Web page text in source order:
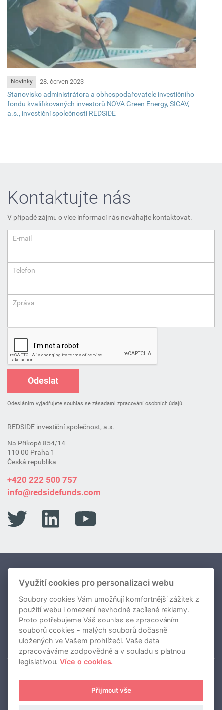
Novinky 28. červen 2023
Stanovisko administrátora a obhospodařovatele investičního
fondu kvalifikovaných investorů NOVA Green Energy, SICAV,
a.s., investiční společnosti REDSIDE
Kontaktujte nás
V případě zájmu o více informací nás neváhajte kontaktovat.
E-mail
Telefon
Zpráva
Odeslat
Odesláním vyjadřujete souhlas se zásadami zpracování osobních údajů.
REDSIDE investiční společnost, a.s.
Na Příkopě 854/14
110 00 Praha 1
Česká republika
+420 222 500 757
info@redsidefunds.com
Portfolio Fondů
O nás
Novinky
Kontakty
REDSIDE investiční společnost, a.s.
Používání cookies
Zásady zpracování osobních údajů
Využití cookies pro personalizaci webu
Soubory cookies Vám umožňují komfortnější zážitek z
použití webu i omezení nevhodně zacílené reklamy.
Proto potřebujeme Váš souhlas se zpracováním
souborů cookies - malých souborů dočasně
uložených ve Vašem prohlížeči. Vaše data
zpracováváme zodpovědně a v souladu s platnou
legislativou.Více o cookies.
Přijmout vše